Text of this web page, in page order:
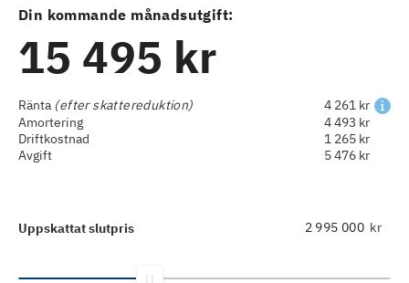
Din kommande månadsutgift:
15 495 kr
Ränta (efter skattereduktion)
4 261 kr
Amortering
4 493 kr
Driftkostnad
1 265 kr
Avgift
5 476 kr
Uppskattat slutpris kr